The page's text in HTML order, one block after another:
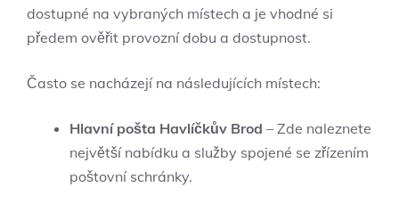
dostupné na vybraných místech a je vhodné si
předem ověřit provozní dobu a dostupnost.
Často se nacházejí na následujících místech:
Hlavní pošta Havlíčkův Brod – Zde naleznete
největší nabídku a služby spojené se zřízením
poštovní schránky.